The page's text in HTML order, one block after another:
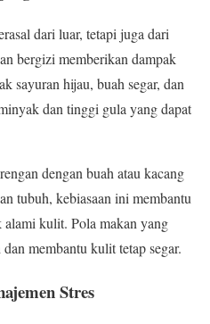
dari luar, tetapi juga dari
bergizi memberikan dampak
sayuran hijau, buah segar, dan
dan tinggi gula yang dapat
dengan buah atau kacang
tubuh, kebiasaan ini membantu
alami kulit. Pola makan yang
membantu kulit tetap segar.
Stres